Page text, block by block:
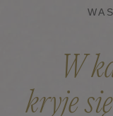
W
kryje się